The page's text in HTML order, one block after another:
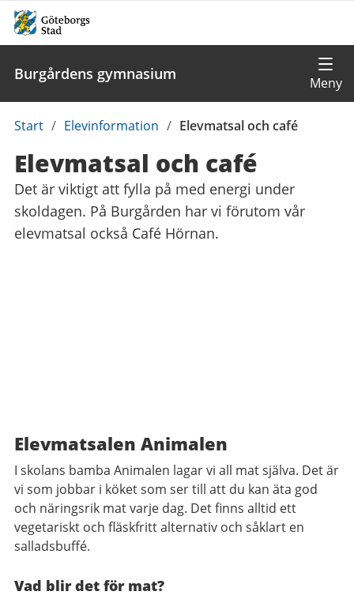
Burgårdens gymnasium
Du
här:
Start / Elevinformation / Elevmatsal och café
Elevmatsal och café
Det är viktigt att fylla på med energi under
skoldagen. På Burgården har vi förutom vår
elevmatsal också Café Hörnan.
Elevmatsalen Animalen
I skolans bamba Animalen lagar vi all mat själva. Det är
vi som jobbar i köket som ser till att du kan äta god
och näringsrik mat varje dag. Det finns alltid ett
vegetariskt och fläskfritt alternativ och såklart en
salladsbuffé.
Vad blir det för mat?